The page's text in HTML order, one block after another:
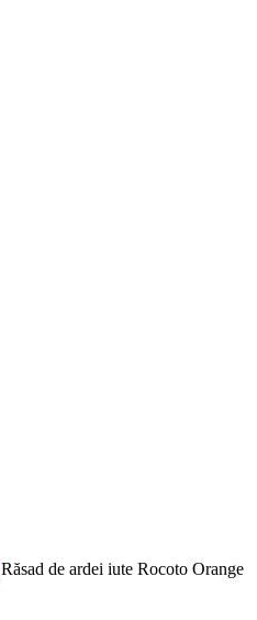
Răsad de ardei iute Rocoto Orange